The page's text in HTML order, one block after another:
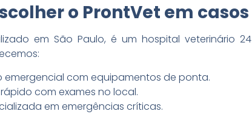
o ProntVet em
em São Paulo, é um hospital veterinário
emergencial com equipamentos de ponta.
com exames no local.
em emergências críticas.